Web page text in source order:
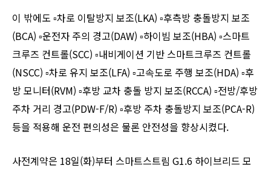
이 밖에도 ▫︎차로 이탈방지 보조(LKA) ▫︎후측방 충돌방지 보조
(BCA) ▫︎운전자 주의 경고(DAW) ▫︎하이빔 보조(HBA) ▫︎스마트
크루즈 컨트롤(SCC) ▫︎내비게이션 기반 스마트크루즈 컨트롤
(NSCC) ▫︎차로 유지 보조(LFA) ▫︎고속도로 주행 보조(HDA) ▫︎후
방 모니터(RVM) ▫︎후방 교차 충돌 방지 보조(RCCA) ▫︎전방/후방
주차 거리 경고(PDW-F/R) ▫︎후방 주차 충돌방지 보조(PCA-R)
등을 적용해 운전 편의성은 물론 안전성을 향상시켰다.
사전계약은 18일(화)부터 스마트스트림 G1.6 하이브리드 모